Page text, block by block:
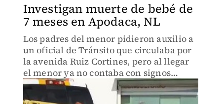
Investigan muerte de bebé de
7 meses en Apodaca, NL
Los padres del menor pidieron auxilio a
un oficial de Tránsito que circulaba por
la avenida Ruiz Cortines, pero al llegar
el menor ya no contaba con signos
vitales